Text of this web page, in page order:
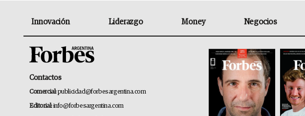
Innovación Liderazgo Money Negocios
Contactos
Comercial:publicidad@forbesargentina.com
Editorial:info@forbesargentina.com